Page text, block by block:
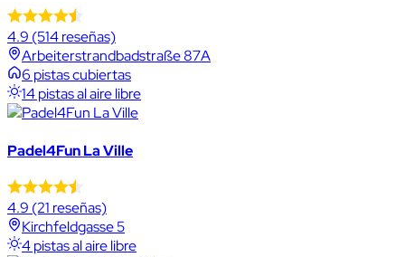
4.9 (514 reseñas)
Arbeiterstrandbadstraße 87A
6 pistas cubiertas
14 pistas al aire libre
Padel4Fun La Ville
4.9 (21 reseñas)
Kirchfeldgasse 5
4 pistas al aire libre